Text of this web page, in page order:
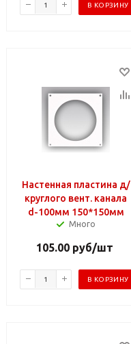
В КОРЗИНУ
Настенная пластина д/
круглого вент. канала
d-100мм 150*150мм
Много
105.00руб/шт
В КОРЗИНУ